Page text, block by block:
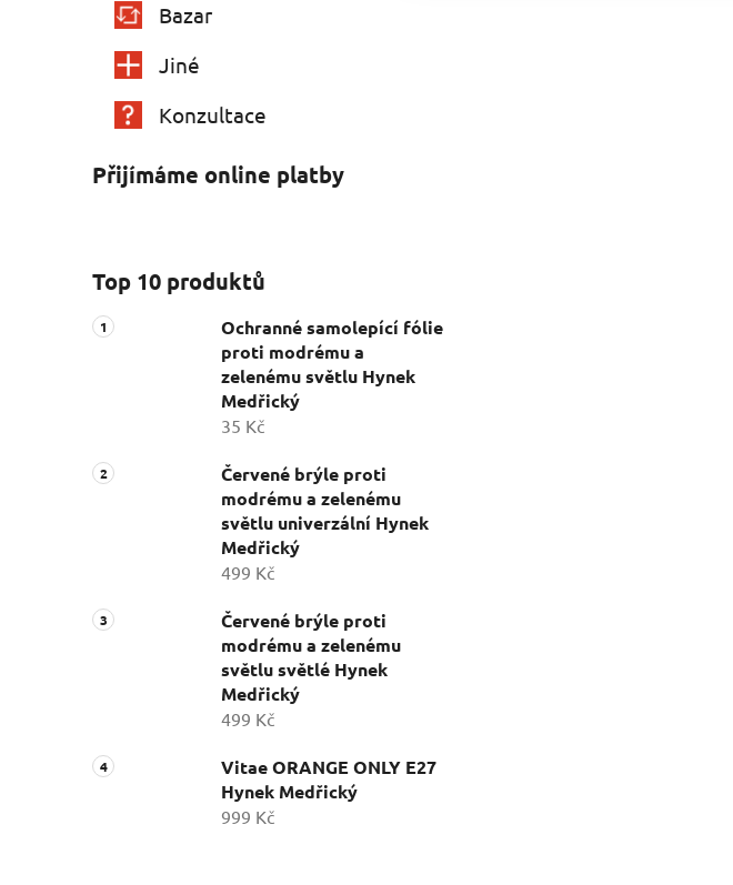
Bazar
Jiné
Konzultace
Přijímáme online platby
Top 10 produktů
Ochranné samolepící fólie
proti modrému a
zelenému světlu Hynek
Medřický
35 Kč
Červené brýle proti
modrému a zelenému
světlu univerzální Hynek
Medřický
499 Kč
Červené brýle proti
modrému a zelenému
světlu světlé Hynek
Medřický
499 Kč
Vitae ORANGE ONLY E27
Hynek Medřický
999 Kč